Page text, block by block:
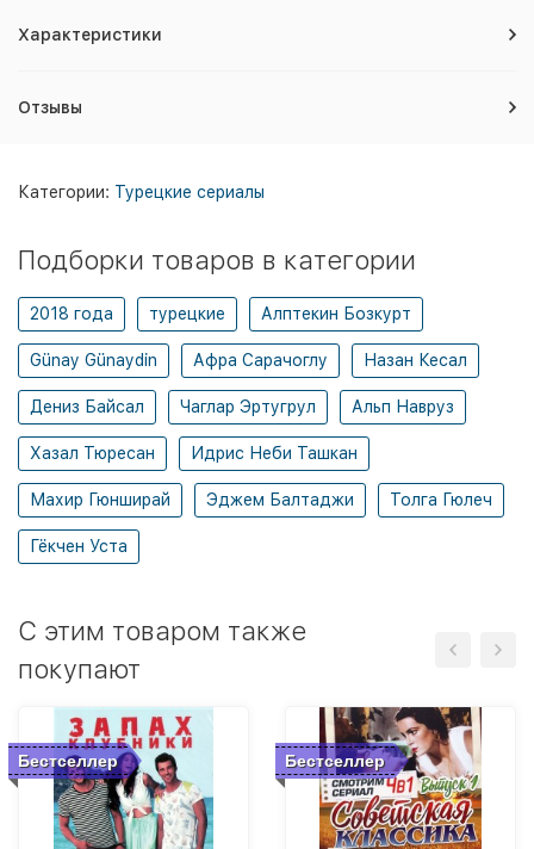
Характеристики
Отзывы
Категории: Турецкие сериалы
Подборки товаров в категории
2018 года турецкие Алптекин Бозкурт
Günay Günaydin Афра Сарачоглу Назан Кесал
Дениз Байсал Чаглар Эртугрул Альп Навруз
Хазал Тюресан Идрис Неби Ташкан
Махир Гюнширай Эджем Балтаджи Толга Гюлеч
Гёкчен Уста
C этим товаром также
покупают
Бестселлер Бестселлер